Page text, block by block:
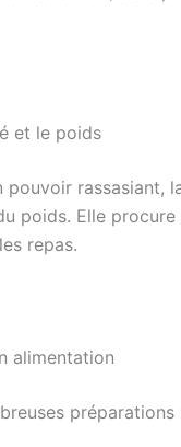
et le poids
pouvoir rassasiant,
poids. Elle
repas.
alimentation
préparations